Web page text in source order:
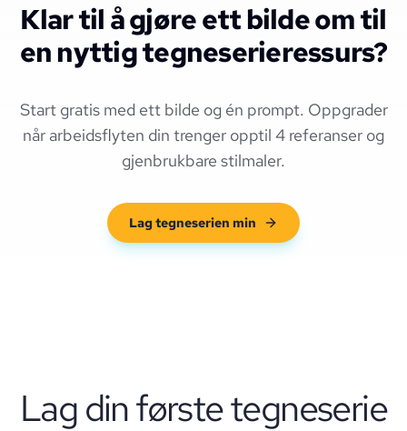
Klar til å gjøre ett bilde om til
en nyttig tegneserieressurs?
Start gratis med ett bilde og én prompt. Oppgrader
når arbeidsflyten din trenger opptil 4 referanser og
gjenbrukbare stilmaler.
Lag tegneserien min
Lag din første tegneserie